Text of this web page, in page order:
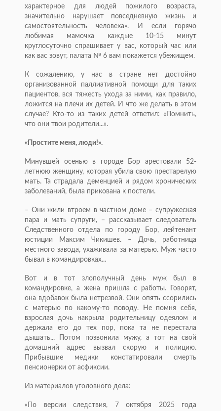
характерное для людей пожилого возраста,
значительно нарушает повседневную жизнь и
самостоятельность человека». И если горячо
любимая мамочка каждые 10-15 минут
круглосуточно спрашивает у вас, который час или
как вас зовут, палата № 6 вам покажется убежищем.
К сожалению, у нас в стране нет достойно
организованной паллиативной помощи для таких
пациентов, вся тяжесть ухода за ними, как правило,
ложится на плечи их детей. И что же делать в этом
случае? Кто-то из таких детей ответил: «Помнить,
что они твои родители...».
«Простите меня, люди!».
Минувшей осенью в городе Бор арестовали 52-
летнюю женщину, которая убила свою престарелую
мать. Та страдала деменцией и рядом хронических
заболеваний, была прикована к постели.
– Они жили втроем в частном доме – супружеская
пара и мать супруги, – рассказывает следователь
Следственного отдела по городу Бор, лейтенант
юстиции Максим Чикишев. – Дочь, работница
местного завода, ухаживала за матерью. Муж часто
бывал в командировках...
Вот и в тот злополучный день муж был в
командировке, а жена пришла с работы. Говорят,
она вдобавок была нетрезвой. Они опять ссорились
с матерью по какому-то поводу. Не помня себя,
взрослая дочь накрыла родительницу одеялом и
держала его до тех пор, пока та не перестала
дышать... Потом позвонила мужу, а тот на свой
домашний адрес вызвал скорую и полицию.
Прибывшие медики констатировали смерть
пенсионерки от асфиксии.
Из материалов уголовного дела:
«По версии следствия, 7 октября 2025 года